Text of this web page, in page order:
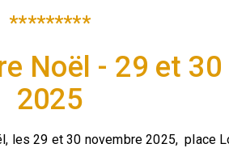
*********
Noël - 29 et
2025
les 29 et 30 novembre 2025, place